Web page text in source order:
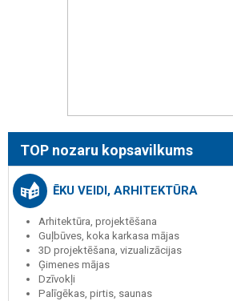
TOP nozaru kopsavilkums
ĒKU VEIDI, ARHITEKTŪRA
Arhitektūra, projektēšana
Guļbūves, koka karkasa mājas
3D projektēšana, vizualizācijas
Ģimenes mājas
Dzīvokļi
Palīgēkas, pirtis, saunas